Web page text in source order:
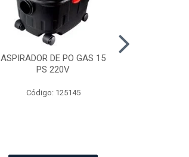
ASPIRADOR DE PO GAS 15
PS 220V
Código: 125145